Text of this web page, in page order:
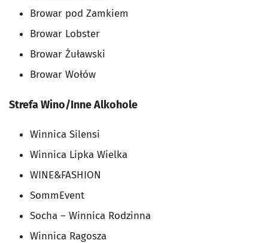
Browar pod Zamkiem
Browar Lobster
Browar Żuławski
Browar Wołów
Strefa Wino/Inne Alkohole
Winnica Silensi
Winnica Lipka Wielka
WINE&FASHION
SommEvent
Socha – Winnica Rodzinna
Winnica Ragosza